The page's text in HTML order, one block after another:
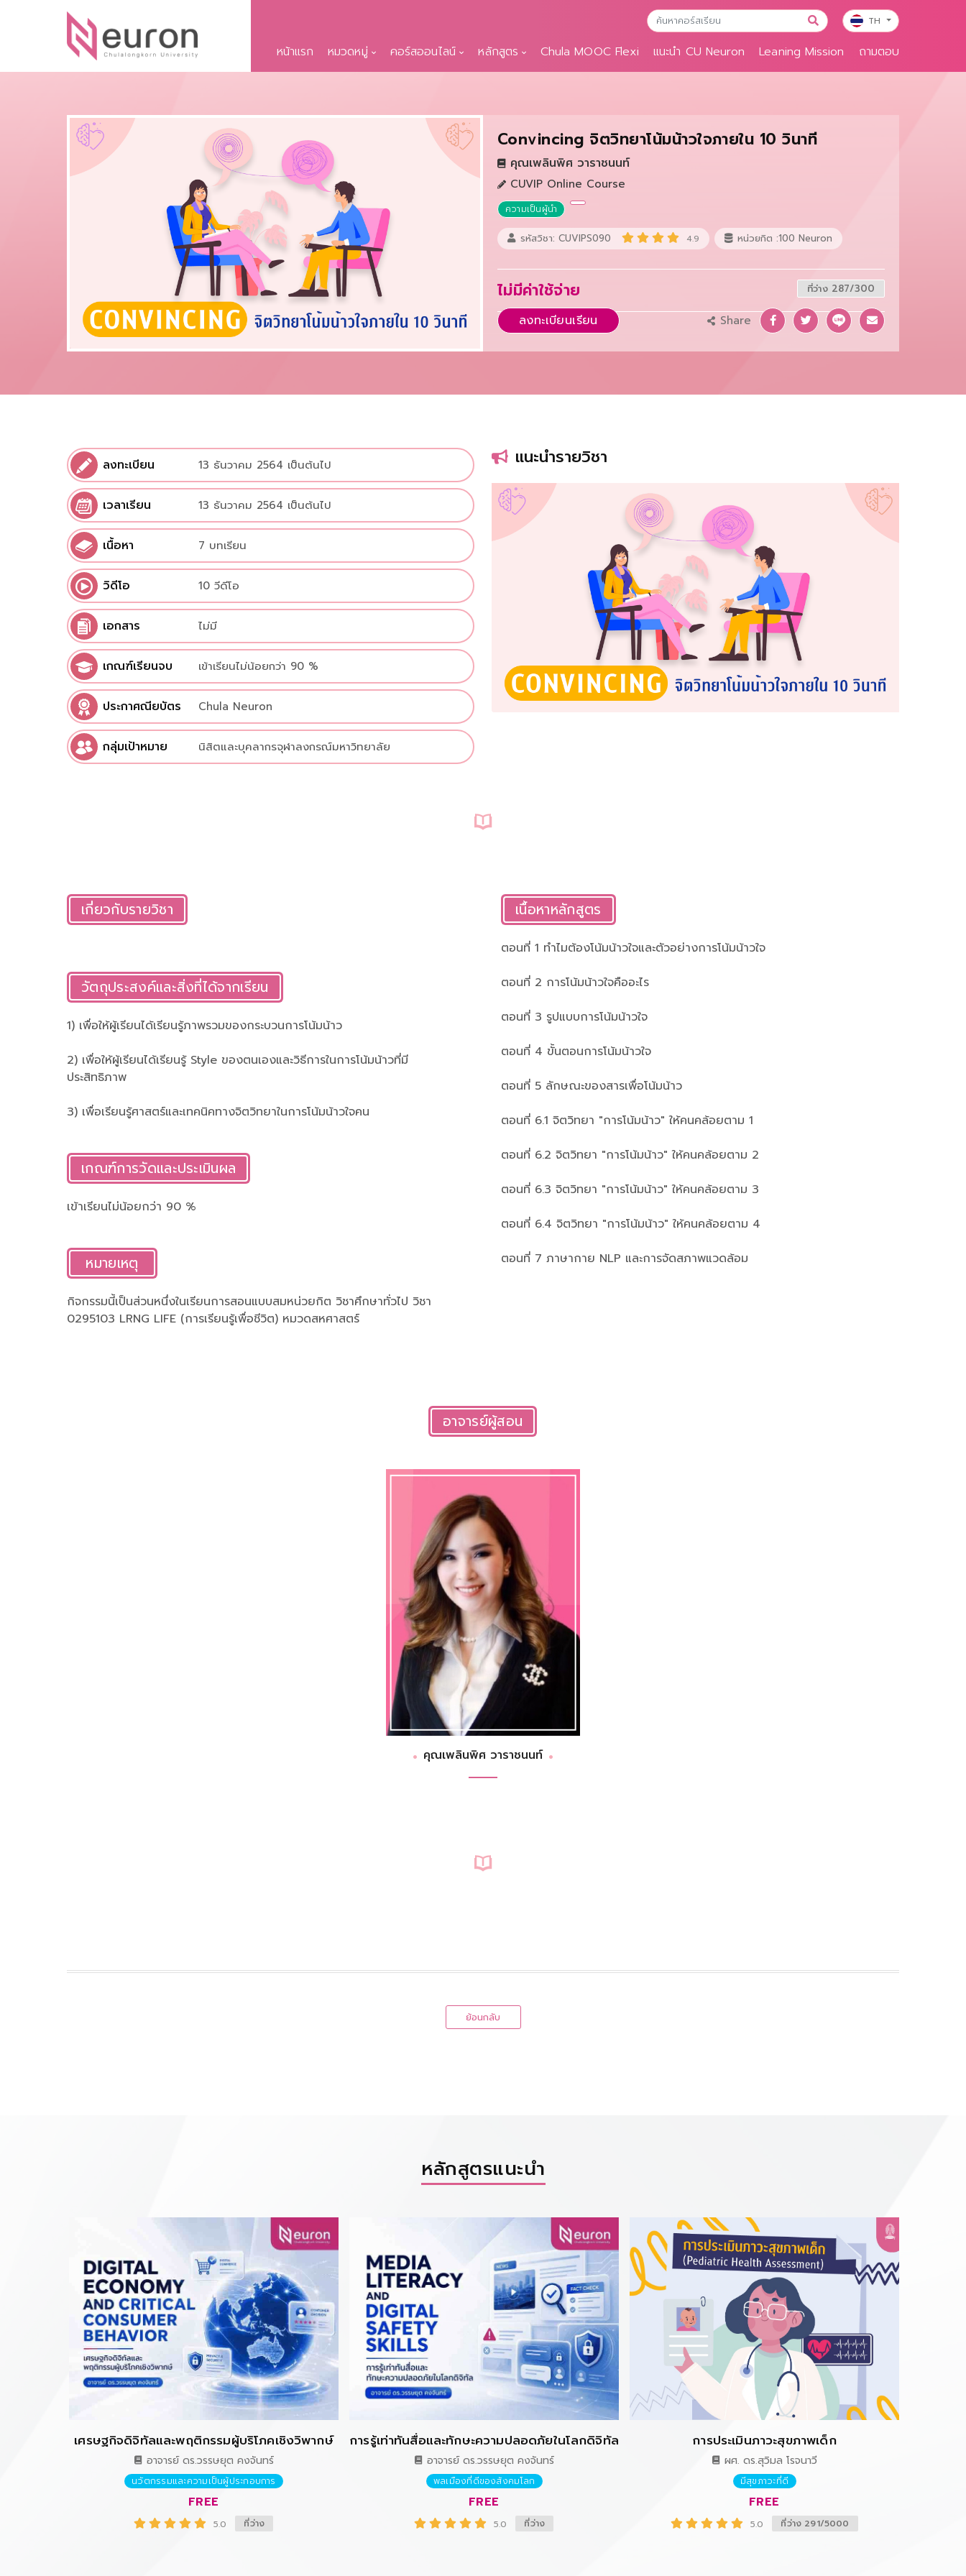
TH
หน้าแรก หมวดหมู่ คอร์สออนไลน์ หลักสูตร Chula MOOC Flexi แนะนำ CU Neuron Leaning Mission ถามตอบ
Convincing จิตวิทยาโน้มน้าวใจภายใน 10 วินาที
คุณเพลินพิศ วาราชนนท์
CUVIP Online Course
ความเป็นผู้นำ
รหัสวิชา: CUVIPS090 4.9 หน่วยกิต :100 Neuron
ไม่มีค่าใช้จ่าย ที่ว่าง 287/300
ลงทะเบียนเรียน Share
ลงทะเบียน 13 ธันวาคม 2564 เป็นต้นไป
เวลาเรียน 13 ธันวาคม 2564 เป็นต้นไป
เนื้อหา 7 บทเรียน
วิดีโอ 10 วีดีโอ
เอกสาร ไม่มี
เกณฑ์เรียนจบ เข้าเรียนไม่น้อยกว่า 90 %
ประกาศณียบัตร Chula Neuron
กลุ่มเป้าหมาย นิสิตและบุคลากรจุฬาลงกรณ์มหาวิทยาลัย
แนะนำรายวิชา
เกี่ยวกับรายวิชา
วัตถุประสงค์และสิ่งที่ได้จากเรียน
1) เพื่อให้ผู้เรียนได้เรียนรู้ภาพรวมของกระบวนการโน้มน้าว
2) เพื่อให้ผู้เรียนได้เรียนรู้ Style ของตนเองและวิธีการในการโน้มน้าวที่มี
ประสิทธิภาพ
3) เพื่อเรียนรู้ศาสตร์และเทคนิคทางจิตวิทยาในการโน้มน้าวใจคน
เกณฑ์การวัดและประเมินผล
เข้าเรียนไม่น้อยกว่า 90 %
หมายเหตุ
กิจกรรมนี้เป็นส่วนหนึ่งในเรียนการสอนแบบสมหน่วยกิต วิชาศึกษาทั่วไป วิชา
0295103 LRNG LIFE (การเรียนรู้เพื่อชีวิต) หมวดสหศาสตร์
เนื้อหาหลักสูตร
ตอนที่ 1 ทำไมต้องโน้มน้าวใจและตัวอย่างการโน้มน้าวใจ
ตอนที่ 2 การโน้มน้าวใจคืออะไร
ตอนที่ 3 รูปแบบการโน้มน้าวใจ
ตอนที่ 4 ขั้นตอนการโน้มน้าวใจ
ตอนที่ 5 ลักษณะของสารเพื่อโน้มน้าว
ตอนที่ 6.1 จิตวิทยา "การโน้มน้าว" ให้คนคล้อยตาม 1
ตอนที่ 6.2 จิตวิทยา "การโน้มน้าว" ให้คนคล้อยตาม 2
ตอนที่ 6.3 จิตวิทยา "การโน้มน้าว" ให้คนคล้อยตาม 3
ตอนที่ 6.4 จิตวิทยา "การโน้มน้าว" ให้คนคล้อยตาม 4
ตอนที่ 7 ภาษากาย NLP และการจัดสภาพแวดล้อม
อาจารย์ผู้สอน
คุณเพลินพิศ วาราชนนท์
ย้อนกลับ
หลักสูตรแนะนำ
เศรษฐกิจดิจิทัลและพฤติกรรมผู้บริโภคเชิงวิพากษ์
อาจารย์ ดร.วรรษยุต คงจันทร์
นวัตกรรมและความเป็นผู้ประกอบการ
FREE
5.0 ที่ว่าง
การรู้เท่าทันสื่อและทักษะความปลอดภัยในโลกดิจิทัล
อาจารย์ ดร.วรรษยุต คงจันทร์
พลเมืองที่ดีของสังคมโลก
FREE
5.0 ที่ว่าง
การประเมินภาวะสุขภาพเด็ก
ผศ. ดร.สุวิมล โรจนาวี
มีสุขภาวะที่ดี
FREE
5.0 ที่ว่าง 291/5000